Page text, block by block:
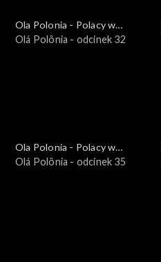
Ola Polonia - Polacy w
Brazylii i Ameryce
Olá Polônia - odcinek 32
Ola Polonia - Polacy w
Brazylii i Ameryce
Olá Polônia - odcinek 35